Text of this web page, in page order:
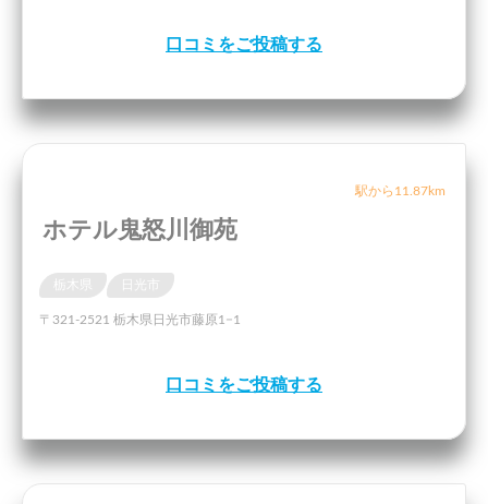
口コミをご投稿する
駅から11.87km
ホテル鬼怒川御苑
〒321-2521 栃木県日光市藤原1−1
口コミをご投稿する